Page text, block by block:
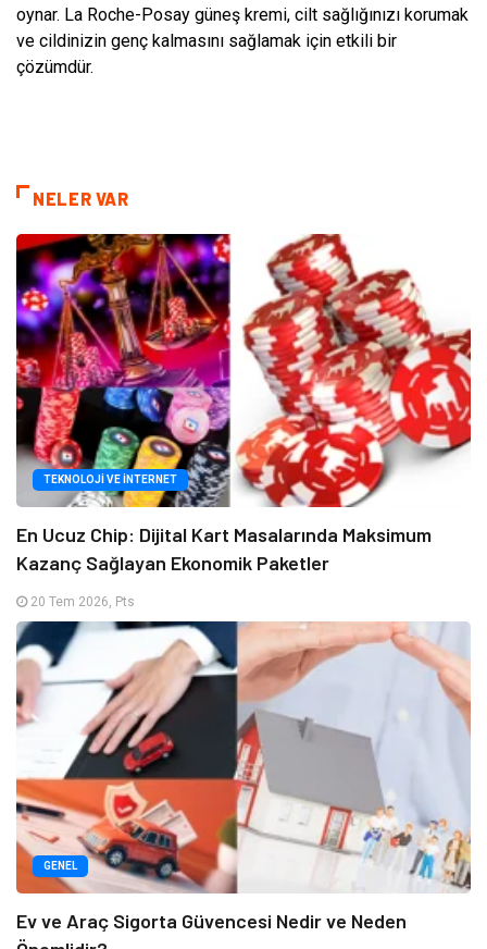
oynar. La Roche-Posay güneş kremi, cilt sağlığınızı korumak
ve cildinizin genç kalmasını sağlamak için etkili bir
çözümdür.
NELER VAR
TEKNOLOJI VE İNTERNET
En Ucuz Chip: Dijital Kart Masalarında Maksimum
Kazanç Sağlayan Ekonomik Paketler
20 Tem 2026, Pts
GENEL
Ev ve Araç Sigorta Güvencesi Nedir ve Neden